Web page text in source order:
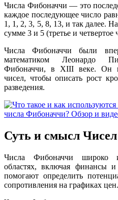
Числа Фибоначчи — это
каждое последующее число
1, 1, 2, 3, 5, 8, 13, и так далее.
сумме 3 и 5 (третье и четвертое
Числа Фибоначчи были
математиком Леонардо
Фибоначчи, в XIII веке. Он
чисел, чтобы описать рост
разведения.
Суть и смысл
Числа Фибоначчи широко
областях, включая финансы
помогают определить
сопротивления на графиках цен.